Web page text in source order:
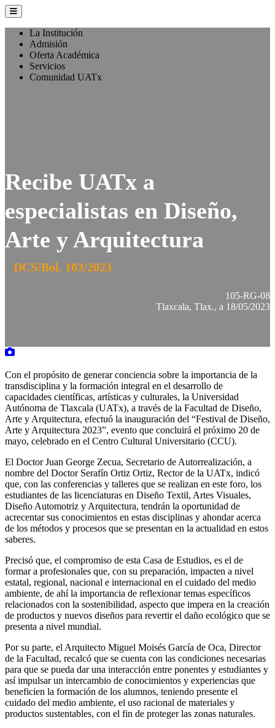
La Institución
Admisión
Oferta Académica
Servicios
Comunidad UATx
Recibe UATx a
especialistas en Diseño,
Arte y Arquitectura
DCS/Bol. 103/2023
105-RG-08
Tlaxcala, Tlax., a 18/05/2023
Con el propósito de generar conciencia sobre la importancia de la
transdisciplina y la formación integral en el desarrollo de
capacidades científicas, artísticas y culturales, la Universidad
Autónoma de Tlaxcala (UATx), a través de la Facultad de Diseño,
Arte y Arquitectura, efectuó la inauguración del “Festival de Diseño,
Arte y Arquitectura 2023”, evento que concluirá el próximo 20 de
mayo, celebrado en el Centro Cultural Universitario (CCU).
El Doctor Juan George Zecua, Secretario de Autorrealización, a
nombre del Doctor Serafín Ortiz Ortiz, Rector de la UATx, indicó
que, con las conferencias y talleres que se realizan en este foro, los
estudiantes de las licenciaturas en Diseño Textil, Artes Visuales,
Diseño Automotriz y Arquitectura, tendrán la oportunidad de
acrecentar sus conocimientos en estas disciplinas y ahondar acerca
de los métodos y procesos que se presentan en la actualidad en estos
saberes.
Precisó que, el compromiso de esta Casa de Estudios, es el de
formar a profesionales que, con su preparación, impacten a nivel
estatal, regional, nacional e internacional en el cuidado del medio
ambiente, de ahí la importancia de reflexionar temas específicos
relacionados con la sostenibilidad, aspecto que impera en la creación
de productos y nuevos diseños para revertir el daño ecológico que se
presenta a nivel mundial.
Por su parte, el Arquitecto Miguel Moisés García de Oca, Director
de la Facultad, recalcó que se cuenta con las condiciones necesarias
para que se pueda dar una interacción entre ponentes y estudiantes y
así impulsar un intercambio de conocimientos y experiencias que
beneficien la formación de los alumnos, teniendo presente el
cuidado del medio ambiente, el uso racional de materiales y
productos sustentables, con el fin de proteger las zonas naturales.